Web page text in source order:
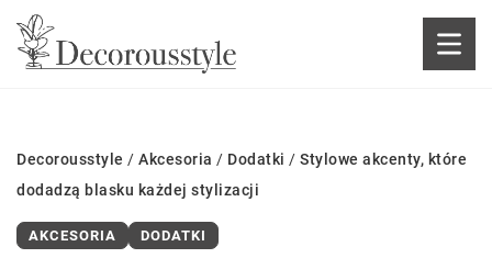
Decorousstyle / Akcesoria / Dodatki / Stylowe akcenty, które
dodadzą blasku każdej stylizacji
AKCESORIA DODATKI